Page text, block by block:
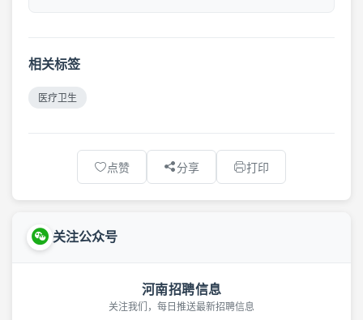
相关标签
医疗卫生
点赞 分享 打印
关注公众号
河南招聘信息
关注我们，每日推送最新招聘信息